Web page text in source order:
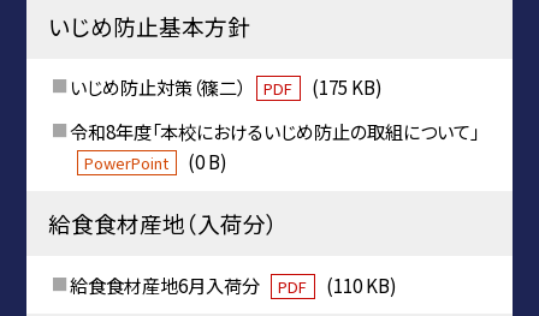
いじめ防止基本方針
いじめ防止対策（篠二） PDF
(175 KB)
令和8年度「本校におけるいじめ防止の取組について」
PowerPoint (0 B)
給食食材産地（入荷分）
給食食材産地6月入荷分 PDF (110 KB)